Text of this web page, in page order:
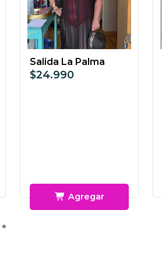
Salida La Palma
$24.990
Agregar